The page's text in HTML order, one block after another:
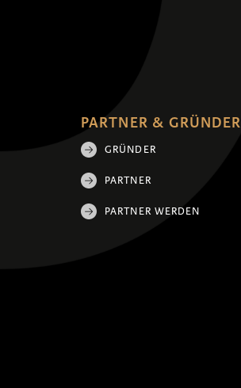
PARTNER & GRÜNDER
GRÜNDER
PARTNER
PARTNER WERDEN